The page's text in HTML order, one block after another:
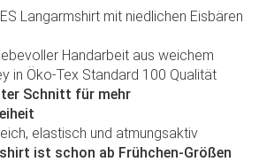
Langarmshirt mit niedlichen Eisbären
Handarbeit aus weichem
in Öko-Tex Standard 100 Qualität
Schnitt für mehr
elastisch und atmungsaktiv
ist schon ab Frühchen-Größen